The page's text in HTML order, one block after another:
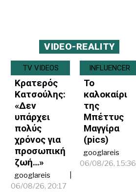
VIDEO-REALITY
TV VIDEOS
Κρατερός
Κατσούλης:
«Δεν
υπάρχει
πολύς
χρόνος για
προσωπική
ζωή…»
googlareis
06/08/26, 20:17
INFLUENCER
Το
καλοκαίρι
της
Μπέττυς
Μαγγίρα
(pics)
googlareis
06/08/26, 15:36